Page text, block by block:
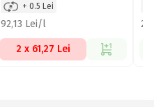
+ 0.5 Lei
92,13 Lei/l
2 x 61,27 Lei